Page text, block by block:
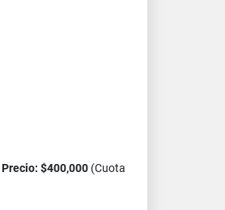
Precio: $400,000 (Cuota